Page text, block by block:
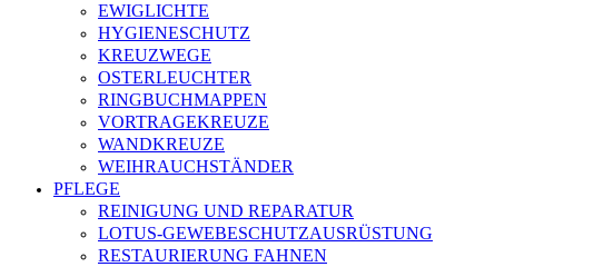
EWIGLICHTE
HYGIENESCHUTZ
KREUZWEGE
OSTERLEUCHTER
RINGBUCHMAPPEN
VORTRAGEKREUZE
WANDKREUZE
WEIHRAUCHSTÄNDER
PFLEGE
REINIGUNG UND REPARATUR
LOTUS-GEWEBESCHUTZAUSRÜSTUNG
RESTAURIERUNG FAHNEN